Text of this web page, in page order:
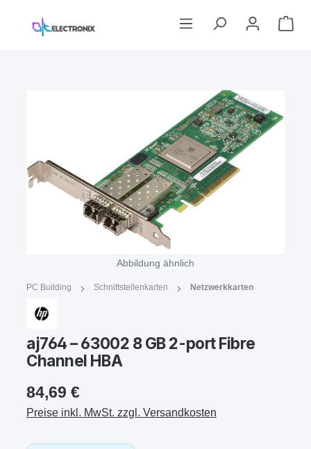
Zum Hauptinhalt springen
Abbildung ähnlich
PC Building Schnittstellenkarten Netzwerkkarten
aj764 – 63002 8 GB 2-port Fibre
Channel HBA
84,69 €
Preise inkl. MwSt. zzgl. Versandkosten